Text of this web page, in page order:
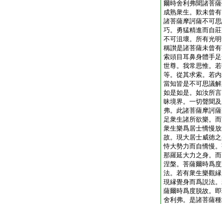
爾時舍利弗聞諸菩
成熟衆生。歎未曾
諸菩薩摩訶薩不可
巧。勇猛精進而自
不可沮壞。所有光
稱讃是諸菩薩未曾
索頭目耳鼻身體手
世尊。我常思惟。
等。從其求索。若
當知皆是不可思議
如是如是。如汝所
昧境界。一切聲聞
弗。此諸菩薩摩訶
足衆生諸所欲樂。
衆生樂爲居士憍慢
故。現大居士威徳
恃大勢力而自憍慢
那羅延大力之身。
涅槃。菩薩爾時爲
法。若有衆生樂觀
現縁覺身而爲説法
薩爾時爲度脱故。
舍利弗。是諸菩薩